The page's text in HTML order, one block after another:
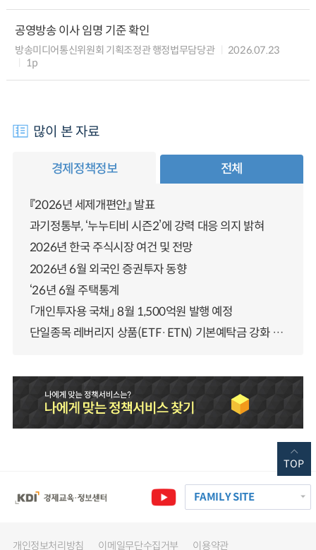
공영방송 이사 임명 기준 확인
방송미디어통신위원회 기획조정관 행정법무담당관
2026.07.23
1p
많이 본 자료
경제정책정보 전체
『2026년 세제개편안』 발표
과기정통부, ‘누누티비 시즌2’에 강력 대응 의지 밝혀
2026년 한국 주식시장 여건 및 전망
2026년 6월 외국인 증권투자 동향
‘26년 6월 주택통계
「개인투자용 국채」 8월 1,500억원 발행 예정
단일종목 레버리지 상품(ETF·ETN) 기본예탁금 강화 조기시행 방안 안내
FAMILY SITE
개인정보처리방침 이메일무단수집거부 이용약관
TOP